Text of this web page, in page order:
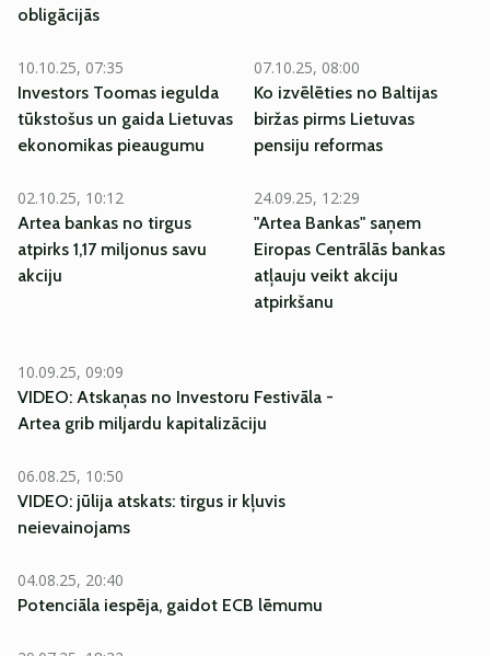
obligācijās
10.10.25, 07:35
Investors Toomas iegulda
tūkstošus un gaida Lietuvas
ekonomikas pieaugumu
07.10.25, 08:00
Ko izvēlēties no Baltijas
biržas pirms Lietuvas
pensiju reformas
02.10.25, 10:12
Artea bankas no tirgus
atpirks 1,17 miljonus savu
akciju
24.09.25, 12:29
"Artea Bankas" saņem
Eiropas Centrālās bankas
atļauju veikt akciju
atpirkšanu
10.09.25, 09:09
VIDEO: Atskaņas no Investoru Festivāla -
Artea grib miljardu kapitalizāciju
06.08.25, 10:50
VIDEO: jūlija atskats: tirgus ir kļuvis
neievainojams
04.08.25, 20:40
Potenciāla iespēja, gaidot ECB lēmumu